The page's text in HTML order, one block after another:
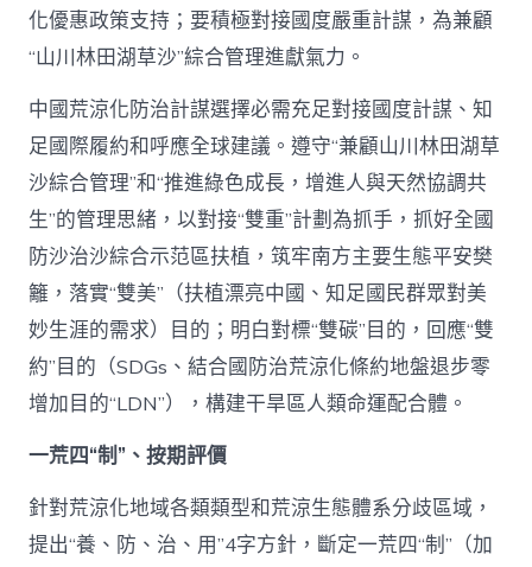
化優惠政策支持；要積極對接國度嚴重計謀，為兼顧
“山川林田湖草沙”綜合管理進獻氣力。
中國荒涼化防治計謀選擇必需充足對接國度計謀、知
足國際履約和呼應全球建議。遵守“兼顧山川林田湖草
沙綜合管理”和“推進綠色成長，增進人與天然協調共
生”的管理思緒，以對接“雙重”計劃為抓手，抓好全國
防沙治沙綜合示范區扶植，筑牢南方主要生態平安樊
籬，落實“雙美”（扶植漂亮中國、知足國民群眾對美
妙生涯的需求）目的；明白對標“雙碳”目的，回應“雙
約”目的（SDGs、結合國防治荒涼化條約地盤退步零
增加目的“LDN”），構建干旱區人類命運配合體。
一荒四“制”、按期評價
針對荒涼化地域各類類型和荒涼生態體系分歧區域，
提出“養、防、治、用”4字方針，斷定一荒四“制”（加